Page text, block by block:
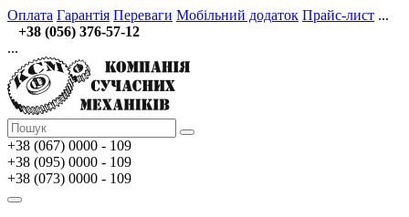
Оплата Гарантія Переваги Мобільний додаток Прайс-лист ...
+38 (056) 376-57-12
...
+38 (067) 0000 - 109
+38 (095) 0000 - 109
+38 (073) 0000 - 109